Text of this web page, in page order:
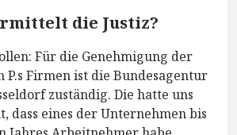
die Justiz?
Für die Genehmigung der
Firmen ist die Bundesagentur
zuständig. Die hatte uns
dass eines der Unternehmen bis